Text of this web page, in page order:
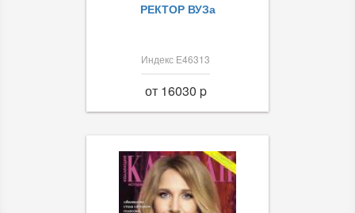
РЕКТОР ВУЗа
Индекс Е46313
от 16030 p